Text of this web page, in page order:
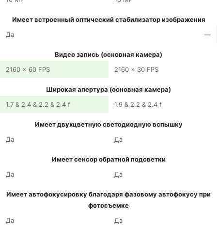
Имеет встроенный оптический стабилизатор изображения
Да
—
Видео запись (основная камера)
2160 x 60 FPS
2160 x 30 FPS
Широкая апертура (основная камера)
1.7 & 2.4 & 2.2 & 2.4 f
1.9 & 2.2 & 2.4 f
Имеет двухцветную светодиодную вспышку
Да
Да
Имеет сенсор обратной подсветки
Да
Да
Имеет автофокусировку благодаря фазовому автофокусу при
фотосъемке
Да
Да